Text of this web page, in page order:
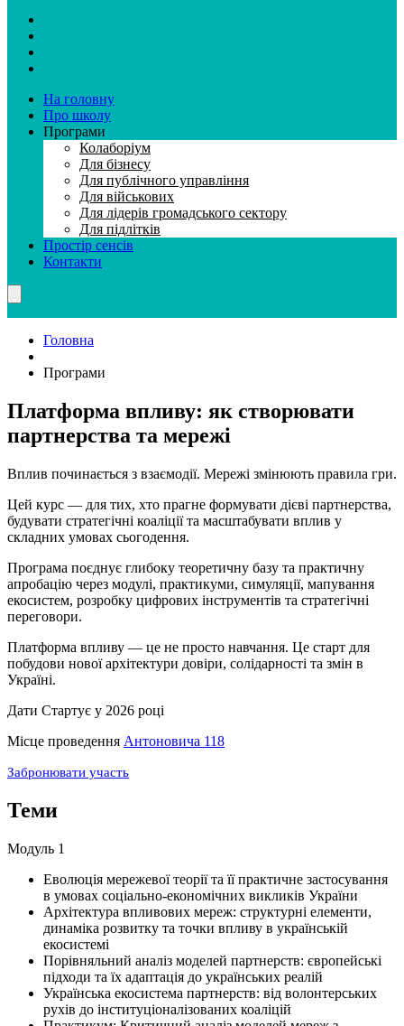
На головну
Про школу
Програми
Колаборiум
Для бiзнесу
Для публiчного управлiння
Для вiйськових
Для лiдерiв громадського сектору
Для підлітків
Простір сенсів
Контакти
Головна
Програми
Платформа впливу: як створювати
партнерства та мережі
Вплив починається з взаємодії. Мережі змінюють правила гри.
Цей курс — для тих, хто прагне формувати дієві партнерства,
будувати стратегічні коаліції та масштабувати вплив у
складних умовах сьогодення.
Програма поєднує глибоку теоретичну базу та практичну
апробацію через модулі, практикуми, симуляції, мапування
екосистем, розробку цифрових інструментів та стратегічні
переговори.
Платформа впливу — це не просто навчання. Це старт для
побудови нової архітектури довіри, солідарності та змін в
Україні.
Дати Стартує у 2026 році
Місце проведення Антоновича 118
Забронювати участь
Теми
Модуль 1
Еволюція мережевої теорії та її практичне застосування
в умовах соціально-економічних викликів України
Архітектура впливових мереж: структурні елементи,
динаміка розвитку та точки впливу в українській
екосистемі
Порівняльний аналіз моделей партнерств: європейські
підходи та їх адаптація до українських реалій
Українська екосистема партнерств: від волонтерських
рухів до інституціоналізованих коаліцій